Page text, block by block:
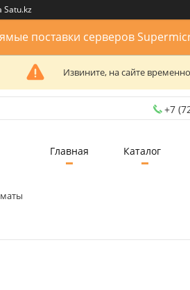
Satu.kz
поставки серверов
Извините, на сайте
+7
Главная Каталог